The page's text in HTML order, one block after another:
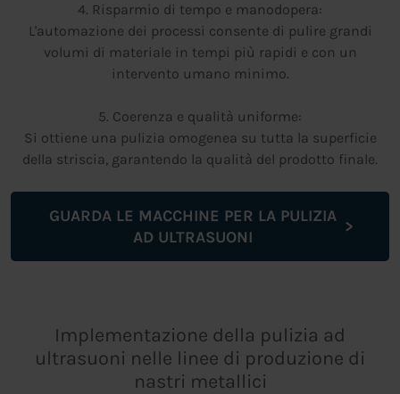
4. Risparmio di tempo e manodopera:
L'automazione dei processi consente di pulire grandi
volumi di materiale in tempi più rapidi e con un
intervento umano minimo.
5. Coerenza e qualità uniforme:
Si ottiene una pulizia omogenea su tutta la superficie
della striscia, garantendo la qualità del prodotto finale.
GUARDA LE MACCHINE PER LA PULIZIA
AD ULTRASUONI
Implementazione della pulizia ad
ultrasuoni nelle linee di produzione di
nastri metallici